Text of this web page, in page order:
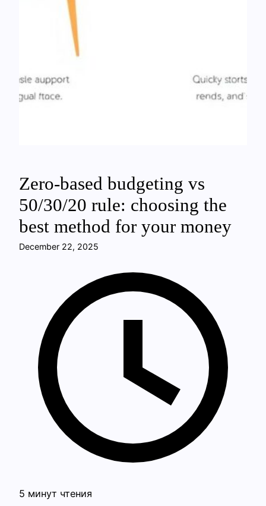
Zero-based budgeting vs
50/30/20 rule: choosing the
best method for your money
December 22, 2025
5 минут чтения